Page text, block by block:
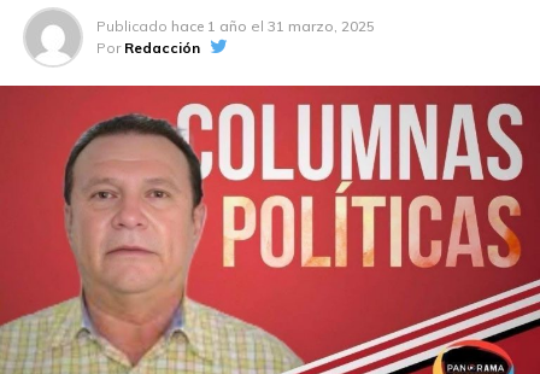
Publicado hace 1 año el 31 marzo, 2025
Por Redacción